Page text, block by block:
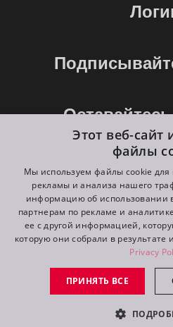
©2026 ROBE
All rights reserved.
Этот веб-сайт
файлы
Мы используем файлы cookie для
рекламы и анализа нашего
информацию об
партнерам по рекламе и
ее с другой информацией,
которую они собрали в результате
Privacy
ПРИНЯТЬ ВСЕ